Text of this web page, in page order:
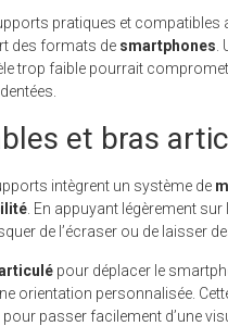
pratiques et compatibles
des formats de smartphones
trop faible pourrait
et bras
intègrent un système de
. En appuyant légèrement
de l’écraser ou de laisser
pour déplacer le
orientation personnalisée.
passer facilement d’une